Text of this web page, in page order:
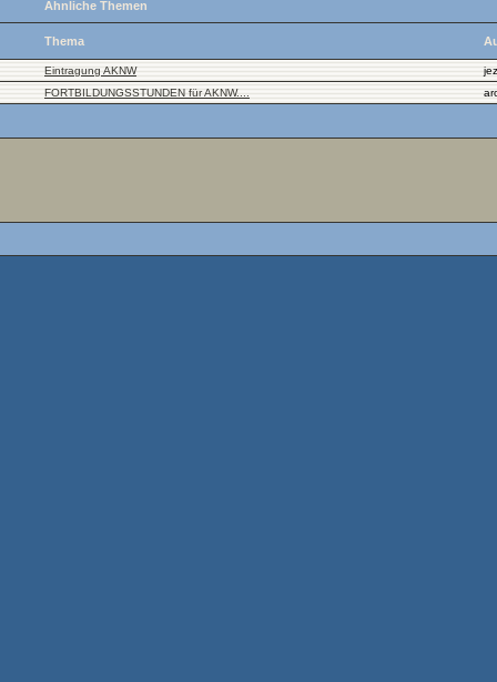
Ähnliche Themen
Thema
Eintragung AKNW
FORTBILDUNGSSTUNDEN für AKNW....